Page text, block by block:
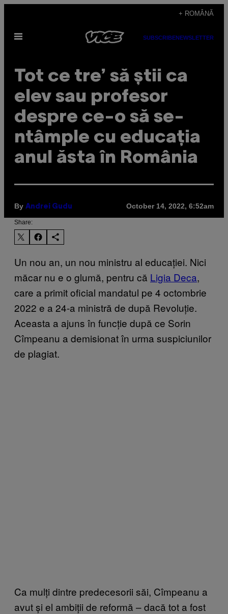
content
+ ROMÂNĂ
Open
SUBSCRIBENEWSLETTER
Tot ce tre’ să știi ca
elev sau profesor
despre ce-o să se-
ntâmple cu educația
anul ăsta în România
By Andrei Gudu October 14, 2022, 6:52am
Share:
Un nou an, un nou ministru al educației. Nici
măcar nu e o glumă, pentru că Ligia Deca,
care a primit oficial mandatul pe 4 octombrie
2022 e a 24-a ministră de după Revoluție.
Aceasta a ajuns în funcție după ce Sorin
Cîmpeanu a demisionat în urma suspiciunilor
de plagiat.
Ca mulți dintre predecesorii săi, Cîmpeanu a
avut și el ambiții de reformă – dacă tot a fost